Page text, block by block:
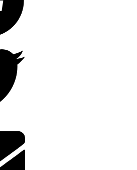
hiệu quả cho trại gà
FARM THÀNH CÔNG
20% NĂNG SUẤT LÚA